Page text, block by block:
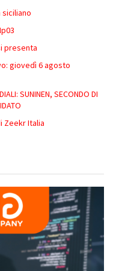
presenta
giovedì 6 agosto
SUNINEN, SECONDO DI
Zeekr Italia